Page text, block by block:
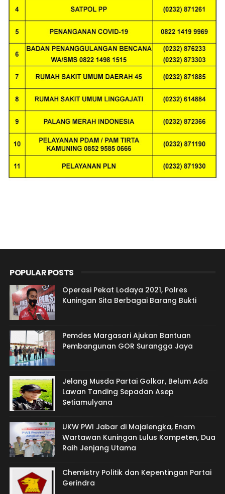
POPULAR POSTS
Operasi Pekat Lodaya 2021, Polres
Kuningan Sita Berbagai Barang Bukti
Pemdes Margasari Ajukan Bantuan
Pembangunan GOR Surangga Jaya
Jelang Musda Partai Golkar, Belum Ada
Lawan Tanding Sepadan Asep
Setiamulyana
UKW PWI Jabar di Majalengka, Enam
Wartawan Kuningan Lulus Kompeten, Dua
Raih Jenjang Utama
Chemistry Politik dan Kepentingan Partai
Gerindra